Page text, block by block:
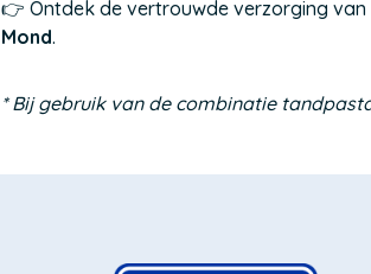
👉 Ontdek de vertrouwde verzorging van
Mond.
* Bij gebruik van de combinatie